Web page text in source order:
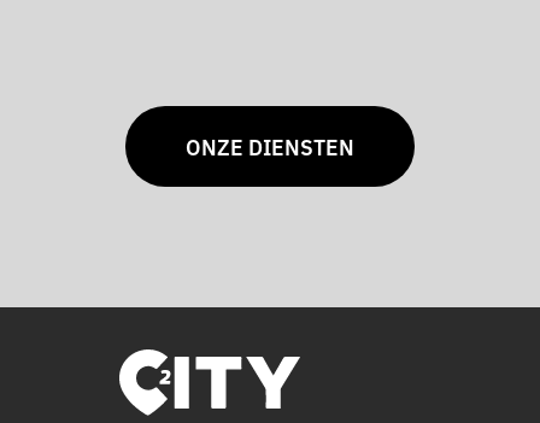
ONZE DIENSTEN